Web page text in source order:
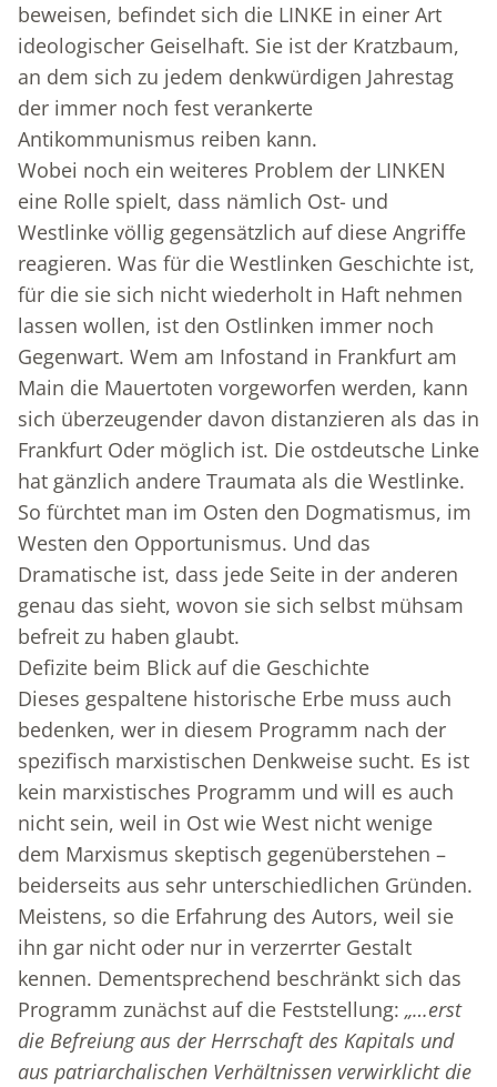
beweisen, befindet sich die LINKE in einer Art
ideologischer Geiselhaft. Sie ist der Kratzbaum,
an dem sich zu jedem denkwürdigen Jahrestag
der immer noch fest verankerte
Antikommunismus reiben kann.
Wobei noch ein weiteres Problem der LINKEN
eine Rolle spielt, dass nämlich Ost- und
Westlinke völlig gegensätzlich auf diese Angriffe
reagieren. Was für die Westlinken Geschichte ist,
für die sie sich nicht wiederholt in Haft nehmen
lassen wollen, ist den Ostlinken immer noch
Gegenwart. Wem am Infostand in Frankfurt am
Main die Mauertoten vorgeworfen werden, kann
sich überzeugender davon distanzieren als das in
Frankfurt Oder möglich ist. Die ostdeutsche Linke
hat gänzlich andere Traumata als die Westlinke.
So fürchtet man im Osten den Dogmatismus, im
Westen den Opportunismus. Und das
Dramatische ist, dass jede Seite in der anderen
genau das sieht, wovon sie sich selbst mühsam
befreit zu haben glaubt.
Defizite beim Blick auf die Geschichte
Dieses gespaltene historische Erbe muss auch
bedenken, wer in diesem Programm nach der
spezifisch marxistischen Denkweise sucht. Es ist
kein marxistisches Programm und will es auch
nicht sein, weil in Ost wie West nicht wenige
dem Marxismus skeptisch gegenüberstehen –
beiderseits aus sehr unterschiedlichen Gründen.
Meistens, so die Erfahrung des Autors, weil sie
ihn gar nicht oder nur in verzerrter Gestalt
kennen. Dementsprechend beschränkt sich das
Programm zunächst auf die Feststellung: „…erst
die Befreiung aus der Herrschaft des Kapitals und
aus patriarchalischen Verhältnissen verwirklicht die